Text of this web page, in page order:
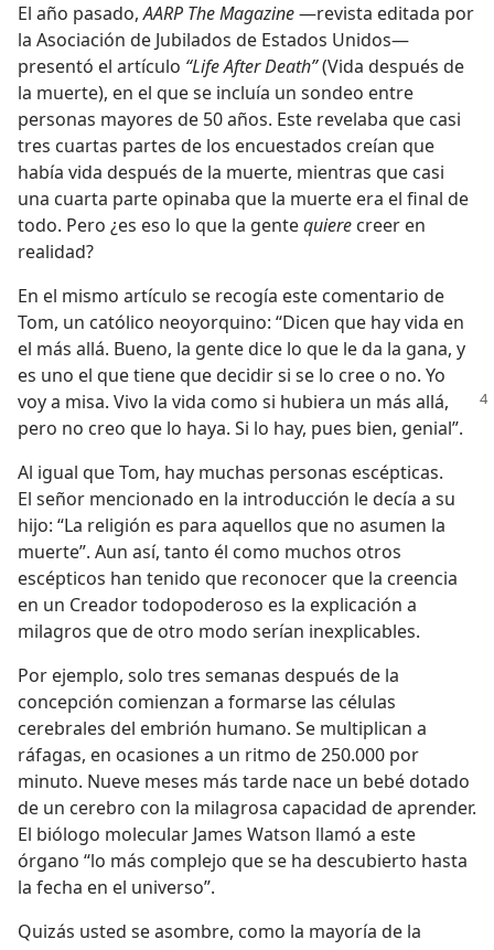
El año pasado,AARP The Magazine—revista editada por
la Asociación de Jubilados de Estados Unidos—
presentó el artículo “Life After Death”(Vida después de
la muerte), en el que se incluía un sondeo entre
personas mayores de 50 años. Este revelaba que casi
tres cuartas partes de los encuestados creían que
había vida después de la muerte, mientras que casi
una cuarta parte opinaba que la muerte era el final de
todo. Pero ¿es eso lo que la gentequiere creer en
realidad?
En el mismo artículo se recogía este comentario de
Tom, un católico neoyorquino: “Dicen que hay vida en
el más allá. Bueno, la gente dice lo que le da la gana, y
es uno el que tiene que decidir si se lo cree o no. Yo
voy a misa. Vivo la vida como si hubiera un más allá,
pero no creo que lo haya. Si lo hay, pues bien, genial”.
Al igual que Tom, hay muchas personas escépticas.
El señor mencionado en la introducción le decía a su
hijo: “La religión es para aquellos que no asumen la
muerte”. Aun así, tanto él como muchos otros
escépticos han tenido que reconocer que la creencia
en un Creador todopoderoso es la explicación a
milagros que de otro modo serían inexplicables.
Por ejemplo, solo tres semanas después de la
concepción comienzan a formarse las células
cerebrales del embrión humano. Se multiplican a
ráfagas, en ocasiones a un ritmo de 250.000 por
minuto. Nueve meses más tarde nace un bebé dotado
de un cerebro con la milagrosa capacidad de aprender.
El biólogo molecular James Watson llamó a este
órgano “lo más complejo que se ha descubierto hasta
la fecha en el universo”.
Quizás usted se asombre, como la mayoría de la